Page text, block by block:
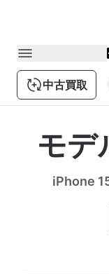
中古買取
モデ
iPhone